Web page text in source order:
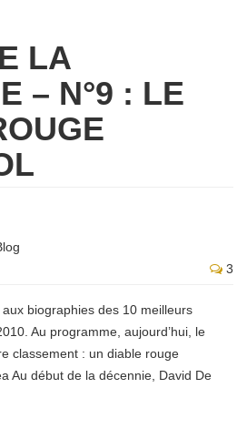
LA
– N°9 : LE
3
biographies des 10 meilleurs
Au programme, aujourd’hui, le
classement : un diable rouge
Au début de la décennie, David De